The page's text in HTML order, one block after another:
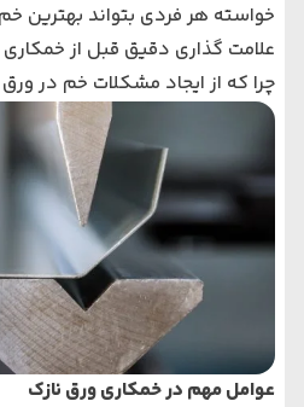
خواسته هر فردی بتواند بهترین خم
علامت‌ گذاری دقیق قبل از
چرا که از ایجاد مشکلات خم در
عوامل مهم در خمکاری ورق نازک